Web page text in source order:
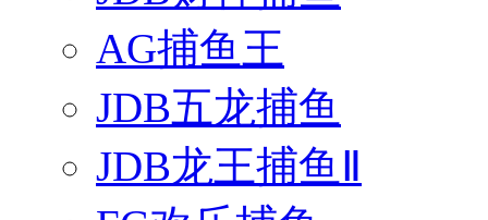
AG捕鱼王
JDB五龙捕鱼
JDB龙王捕鱼Ⅱ